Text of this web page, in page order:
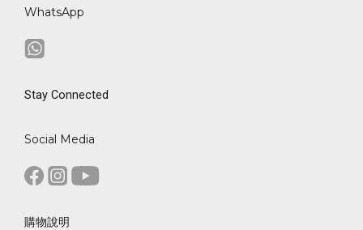
WhatsApp
Stay Connected
Social Media
購物說明